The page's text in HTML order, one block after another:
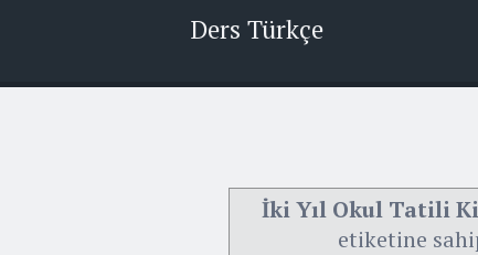
Ders Türkçe
İki Yıl Okul Tatili
etiketine